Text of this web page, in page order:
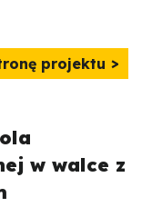
projektu
w walce z